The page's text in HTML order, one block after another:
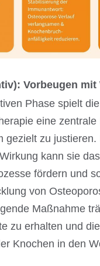
Vorbeugen
Phase spielt die
eine
gezielt zu justieren.
kann sie
fördern und
von
Maßnahme
zu erhalten und
Knochen in den